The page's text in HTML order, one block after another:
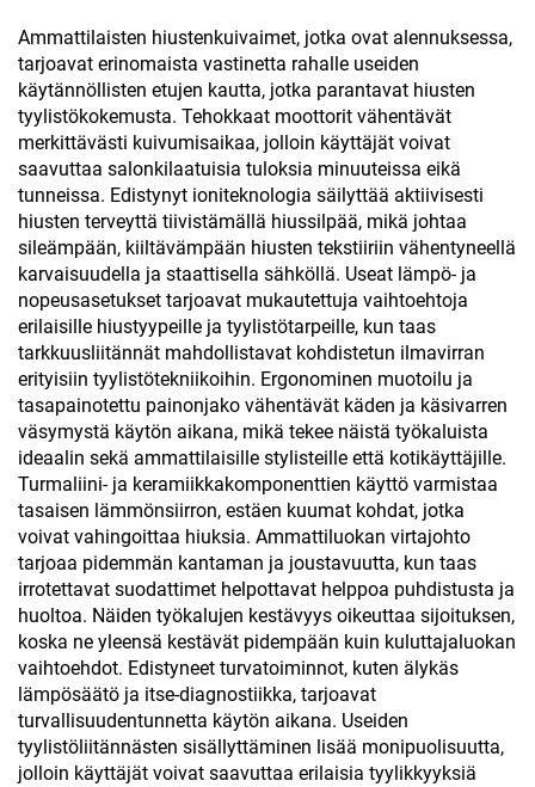
Ammattilaisten hiustenkuivaimet, jotka ovat alennuksessa,
tarjoavat erinomaista vastinetta rahalle useiden
käytännöllisten etujen kautta, jotka parantavat hiusten
tyylistökokemusta. Tehokkaat moottorit vähentävät
merkittävästi kuivumisaikaa, jolloin käyttäjät voivat
saavuttaa salonkilaatuisia tuloksia minuuteissa eikä
tunneissa. Edistynyt ioniteknologia säilyttää aktiivisesti
hiusten terveyttä tiivistämällä hiussilpää, mikä johtaa
sileämpään, kiiltävämpään hiusten tekstiiriin vähentyneellä
karvaisuudella ja staattisella sähköllä. Useat lämpö- ja
nopeusasetukset tarjoavat mukautettuja vaihtoehtoja
erilaisille hiustyypeille ja tyylistötarpeille, kun taas
tarkkuusliitännät mahdollistavat kohdistetun ilmavirran
erityisiin tyylistötekniikoihin. Ergonominen muotoilu ja
tasapainotettu painonjako vähentävät käden ja käsivarren
väsymystä käytön aikana, mikä tekee näistä työkaluista
ideaalin sekä ammattilaisille stylisteille että kotikäyttäjille.
Turmaliini- ja keramiikkakomponenttien käyttö varmistaa
tasaisen lämmönsiirron, estäen kuumat kohdat, jotka
voivat vahingoittaa hiuksia. Ammattiluokan virtajohto
tarjoaa pidemmän kantaman ja joustavuutta, kun taas
irrotettavat suodattimet helpottavat helppoa puhdistusta ja
huoltoa. Näiden työkalujen kestävyys oikeuttaa sijoituksen,
koska ne yleensä kestävät pidempään kuin kuluttajaluokan
vaihtoehdot. Edistyneet turvatoiminnot, kuten älykäs
lämpösäätö ja itse-diagnostiikka, tarjoavat
turvallisuudentunnetta käytön aikana. Useiden
tyylistöliitännästen sisällyttäminen lisää monipuolisuutta,
jolloin käyttäjät voivat saavuttaa erilaisia tyylikkyyksiä